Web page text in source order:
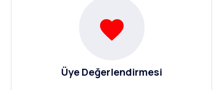
Üye Değerlendirmesi